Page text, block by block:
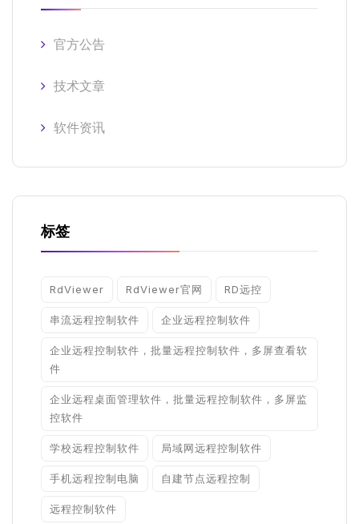
官方公告
技术文章
软件资讯
标签
RdViewer RdViewer官网 RD远控
串流远程控制软件 企业远程控制软件
企业远程控制软件，批量远程控制软件，多屏查看软
件
企业远程桌面管理软件，批量远程控制软件，多屏监
控软件
学校远程控制软件 局域网远程控制软件
手机远程控制电脑 自建节点远程控制
远程控制软件